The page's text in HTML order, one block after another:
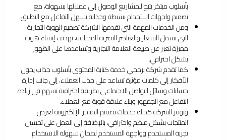
بأسلوب مبتكر يتيح للمشاريع الوصول إلى عملائها بسهولة، مع
تصميم واجهات استخدام بسيطة وجذابة تسهل التفاعل مع التطبيق.
ومن الخدمات المهمة التي تقدمها الشركة تصميم الهوية التجارية
التي تشمل الشعار والعناصر البصرية المختلفة، بهدف إنشاء هوية
مميزة تعبر عن طبيعة العلامة التجارية وتساعدها على الظهور
بشكل احترافي.
كما تقدم شركة برمجي خدمة كتابة المحتوى بأسلوب جذاب يحول
الأفكار إلى كلمات مؤثرة تساعد على جذب العملاء، إلى جانب إدارة
حسابات وسائل التواصل الاجتماعي بطريقة احترافية تسهم في زيادة
التفاعل مع الجمهور وبناء علاقة قوية مع العملاء.
وتوفر الشركة كذلك خدمات تصميم المتاجر الإلكترونية لعرض
المنتجات بشكل منظم واحترافي، بالإضافة إلى العمل على تحسين
تجربة المستخدم وواجهة المستخدم لضمان سهولة الاستخدام